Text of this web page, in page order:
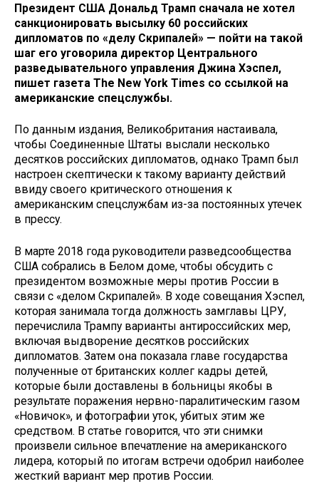
Президент США Дональд Трамп сначала не хотел
санкционировать высылку 60 российских
дипломатов по «делу Скрипалей» — пойти на такой
шаг его уговорила директор Центрального
разведывательного управления Джина Хэспел,
пишет газета The New York Times со ссылкой на
американские спецслужбы.
По данным издания, Великобритания настаивала,
чтобы Соединенные Штаты выслали несколько
десятков российских дипломатов, однако Трамп был
настроен скептически к такому варианту действий
ввиду своего критического отношения к
американским спецслужбам из-за постоянных утечек
в прессу.
В марте 2018 года руководители разведсообщества
США собрались в Белом доме, чтобы обсудить с
президентом возможные меры против России в
связи с «делом Скрипалей». В ходе совещания Хэспел,
которая занимала тогда должность замглавы ЦРУ,
перечислила Трампу варианты антироссийских мер,
включая выдворение десятков российских
дипломатов. Затем она показала главе государства
полученные от британских коллег кадры детей,
которые были доставлены в больницы якобы в
результате поражения нервно-паралитическим газом
«Новичок», и фотографии уток, убитых этим же
средством. В статье говорится, что эти снимки
произвели сильное впечатление на американского
лидера, который по итогам встречи одобрил наиболее
жесткий вариант мер против России.